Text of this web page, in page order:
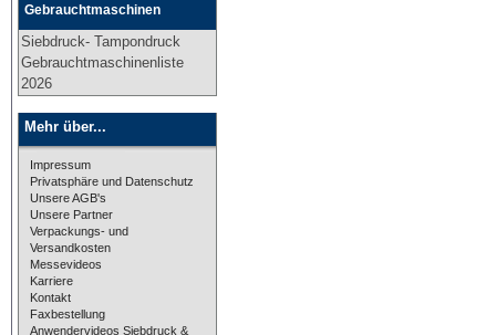
Gebrauchtmaschinen
Siebdruck- Tampondruck
Gebrauchtmaschinenliste
2026
Mehr über...
Impressum
Privatsphäre und Datenschutz
Unsere AGB's
Unsere Partner
Verpackungs- und
Versandkosten
Messevideos
Karriere
Kontakt
Faxbestellung
Anwendervideos Siebdruck &